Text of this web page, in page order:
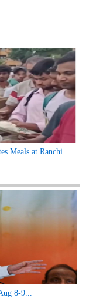
Meals at Ranchi...
8-9...